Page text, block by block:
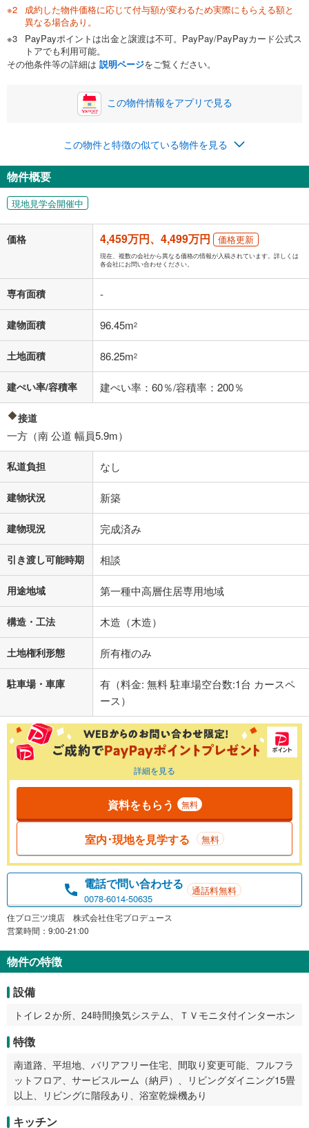
0万円 4,499万円
自己資金から住宅購入にかけられる金額を入力してくださ
い。一般的には物件価格の2割までが目安です。
閉じる
ボーナス
万円
0円
ナス時の増額分（1回分）を入力してください。
ボーナス払いの限度額は金融機関によって異なります。
閉じる
月々の返済額
る値は、実際の金融機関等における貸出金利とは何ら関係がなく、実際
の金融機関等における貸出金利を何ら保証するものではありません。返
済方法「元利均等返済」にて算出しております。入力された金利を35年
適用した場合の計算結果を表示しています。
その他月額費用や、初期費用がかかります。ご注意ください。実際にお
借り入れの際は各金融機関等に、必ずご自身でご確認をお願いいたしま
す。
不動産会社に購入相談をする
成約した物件価格に応じて付与額が変わるため実際にもらえる額と
異なる場合あり。
PayPayポイントは出金と譲渡は不可。PayPay/PayPayカード公式ス
トアでも利用可能。
その他条件等の詳細は 説明ページをご覧ください。
この物件情報をアプリで見る
この物件と特徴の似ている物件を見る
物件概要
現地見学会開催中
価格 4,459万円、4,499万円 価格更新
現在、複数の会社から異なる価格の情報が入稿されています。詳しくは
各会社にお問い合わせください。
専有面積 -
建物面積 96.45m2
土地面積 86.25m2
建ぺい率/容積率 建ぺい率：60％/容積率：200％
接道
一方（南 公道 幅員5.9m）
私道負担 なし
建物状況 新築
建物現況 完成済み
引き渡し可能時期 相談
用途地域 第一種中高層住居専用地域
構造・工法 木造（木造）
土地権利形態 所有権のみ
駐車場・車庫
有（料金: 無料 駐車場空台数:1台 カースペ
ース）
詳細を見る
資料をもらう 無料
室内･現地を見学する 無料
電話で問い合わせる
0078-6014-50635
通話料無料
住プロ三ツ境店 株式会社住宅プロデュース
営業時間：9:00-21:00
物件の特徴
設備
トイレ２か所、24時間換気システム、ＴＶモニタ付インターホン
特徴
南道路、平坦地、バリアフリー住宅、間取り変更可能、フルフラ
ットフロア、サービスルーム（納戸）、リビングダイニング15畳
以上、リビングに階段あり、浴室乾燥機あり
キッチン